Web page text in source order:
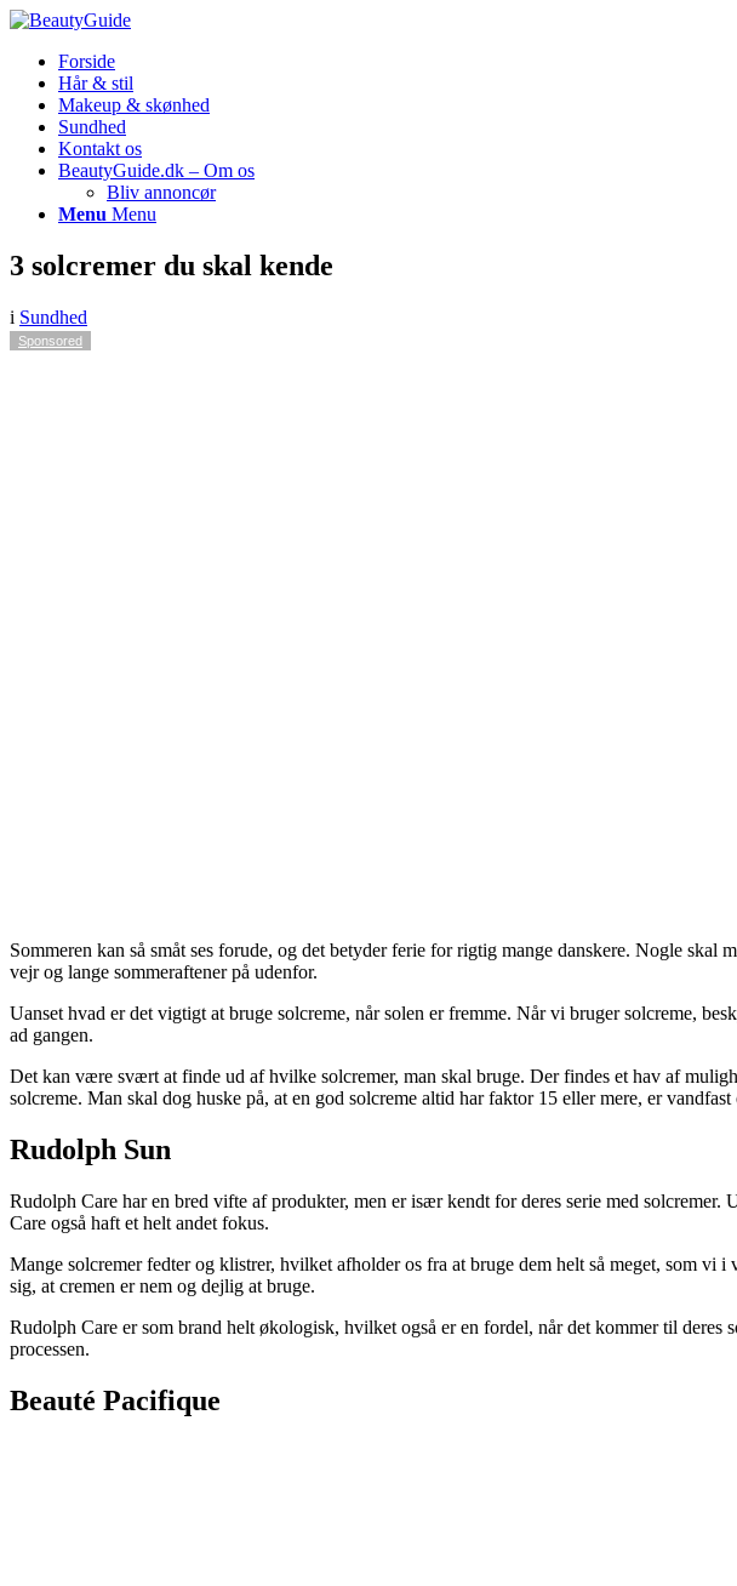
Forside
Hår & stil
Makeup & skønhed
Sundhed
Kontakt os
BeautyGuide.dk – Om os
Bliv annoncør
Menu Menu
3 solcremer du skal kende
i Sundhed
Sponsored
Sommeren kan så småt ses forude, og det betyder ferie for rigtig mange danskere. Nogle
vejr og lange sommeraftener på udenfor.
Uanset hvad er det vigtigt at bruge solcreme, når solen er fremme. Når vi bruger solcreme,
ad gangen.
Det kan være svært at finde ud af hvilke solcremer, man skal bruge. Der findes et hav af
solcreme. Man skal dog huske på, at en god solcreme altid har faktor 15 eller mere, er
Rudolph Sun
Rudolph Care har en bred vifte af produkter, men er især kendt for deres serie med
Care også haft et helt andet fokus.
Mange solcremer fedter og klistrer, hvilket afholder os fra at bruge dem helt så meget, som vi
sig, at cremen er nem og dejlig at bruge.
Rudolph Care er som brand helt økologisk, hvilket også er en fordel, når det kommer til
processen.
Beauté Pacifique